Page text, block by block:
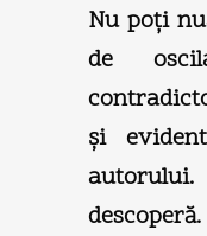
Nu poţi
de
şi